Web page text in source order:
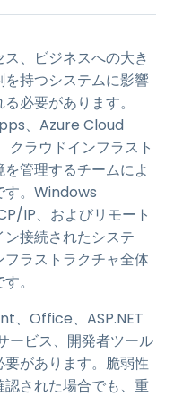
、ビジネスへの大き
持つシステムに影響
必要があります。
、Azure Cloud
ラウドインフラスト
管理するチームによ
す。Windows
IP、およびリモート
接続されたシステ
ラストラクチャ全体
。
、Office、ASP.NET
ビス、開発者ツール
があります。脆弱性
された場合でも、重